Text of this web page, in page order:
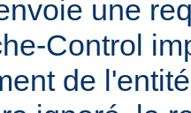
une
Control
de